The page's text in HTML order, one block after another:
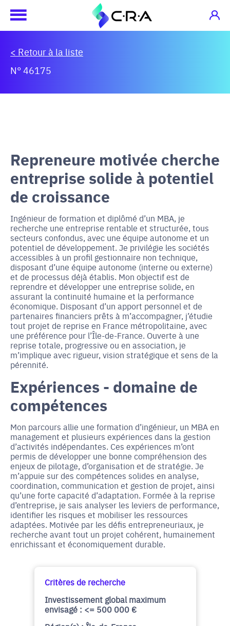
< Retour à la liste
N° 46175
Repreneure motivée cherche
entreprise solide à potentiel
de croissance
Ingénieur de formation et diplômé d’un MBA, je
recherche une entreprise rentable et structurée, tous
secteurs confondus, avec une équipe autonome et un
potentiel de développement. Je privilégie les sociétés
accessibles à un profil gestionnaire non technique,
disposant d’une équipe autonome (interne ou externe)
et de processus déjà établis. Mon objectif est de
reprendre et développer une entreprise solide, en
assurant la continuité humaine et la performance
économique. Disposant d’un apport personnel et de
partenaires financiers prêts à m’accompagner, j’étudie
tout projet de reprise en France métropolitaine, avec
une préférence pour l’Île-de-France. Ouverte à une
reprise totale, progressive ou en association, je
m’implique avec rigueur, vision stratégique et sens de la
pérennité.
Expériences - domaine de
compétences
Mon parcours allie une formation d’ingénieur, un MBA en
management et plusieurs expériences dans la gestion
d’activités indépendantes. Ces expériences m’ont
permis de développer une bonne compréhension des
enjeux de pilotage, d’organisation et de stratégie. Je
m’appuie sur des compétences solides en analyse,
coordination, communication et gestion de projet, ainsi
qu’une forte capacité d’adaptation. Formée à la reprise
d’entreprise, je sais analyser les leviers de performance,
identifier les risques et mobiliser les ressources
adaptées. Motivée par les défis entrepreneuriaux, je
recherche avant tout un projet cohérent, humainement
enrichissant et économiquement durable.
Critères de recherche
Investissement global maximum
envisagé : <= 500 000 €